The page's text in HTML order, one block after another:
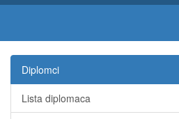
Diplomci
Lista diplomaca